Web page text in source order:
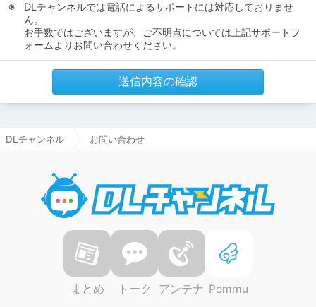
DLチャンネルでは電話によるサポートには対応しておりませ
ん。
お手数ではございますが、ご不明点については上記サポートフ
ォームよりお問い合わせください。
送信内容の確認
DLチャンネル お問い合わせ
まとめ トーク アンテナ Pommu